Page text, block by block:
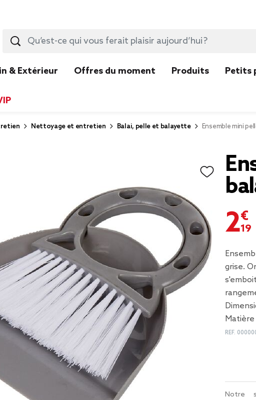
& Extérieur Offres du moment Produits Petits
Nettoyage et entretien Balai, pelle et balayette Ensemble mini
2,19 €
grise.
Matière
REF.
Notre